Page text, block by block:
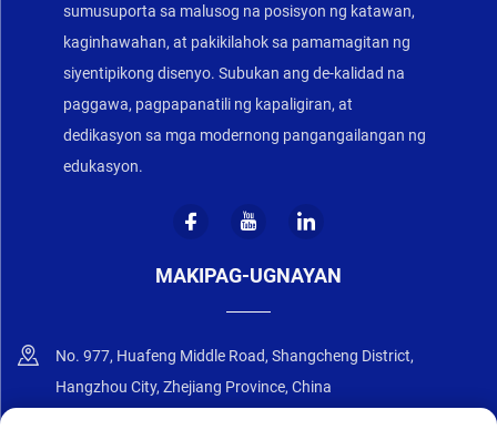
sumusuporta sa malusog na posisyon ng katawan,
kaginhawahan, at pakikilahok sa pamamagitan ng
siyentipikong disenyo. Subukan ang de-kalidad na
paggawa, pagpapanatili ng kapaligiran, at
dedikasyon sa mga modernong pangangailangan ng
edukasyon.
MAKIPAG-UGNAYAN
No. 977, Huafeng Middle Road, Shangcheng District,
Hangzhou City, Zhejiang Province, China